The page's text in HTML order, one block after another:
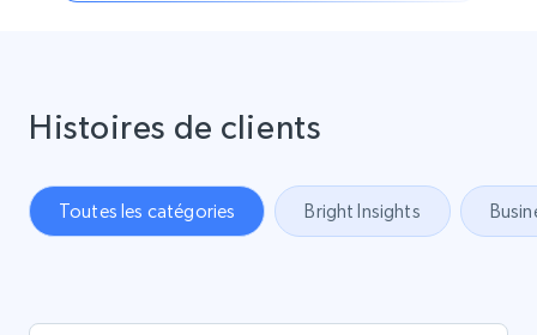
Histoires de clients
Toutes les catégories Bright Insights